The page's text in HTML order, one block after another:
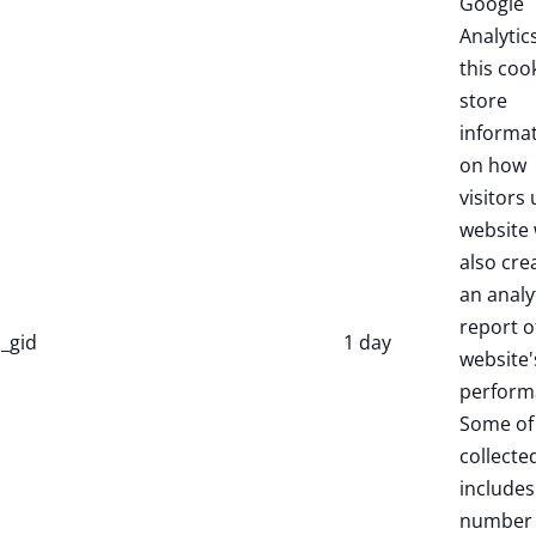
_gid 1 day
this
store
on how
visitors
website
also
an
report
Some